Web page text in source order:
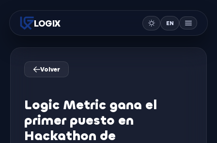
LOGIX EN
Volver
Logic Metric gana el
primer puesto en
Hackathon de